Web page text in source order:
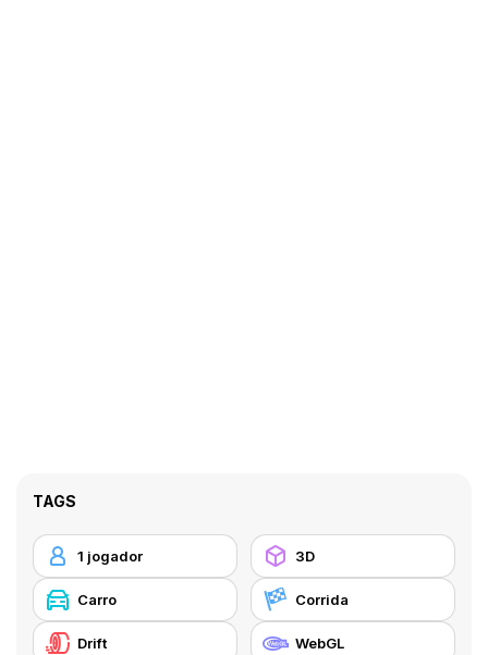
TAGS
1 jogador 3D
Carro Corrida
Drift WebGL